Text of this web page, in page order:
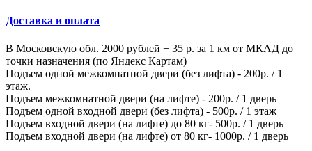
Доставка и оплата
В Московскую обл. 2000 рублей + 35 р. за 1 км от МКАД до
точки назначения (по Яндекс Картам)
Подъем одной межкомнатной двери (без лифта) - 200р. / 1
этаж.
Подъем межкомнатной двери (на лифте) - 200р. / 1 дверь
Подъем одной входной двери (без лифта) - 500р. / 1 этаж
Подъем входной двери (на лифте) до 80 кг- 500р. / 1 дверь
Подъем входной двери (на лифте) от 80 кг- 1000р. / 1 дверь